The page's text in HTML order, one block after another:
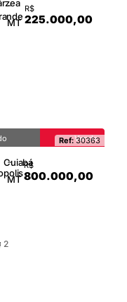
-
MT
R$
225.000,00
Venda
Ref:30363
Cuiabá
-
MT
R$
800.000,00
2